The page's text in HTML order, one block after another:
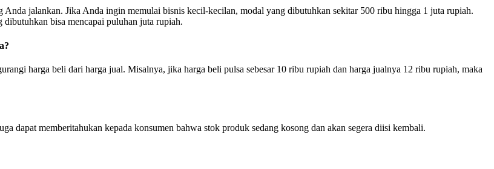
jalankan. Jika Anda ingin memulai bisnis kecil-kecilan, modal yang dibutuhkan sekitar 500 ribu hingga 1 juta rupiah.
bisa mencapai puluhan juta rupiah.
harga beli dari harga jual. Misalnya, jika harga beli pulsa sebesar 10 ribu rupiah dan harga jualnya 12 ribu rupiah, maka
dapat memberitahukan kepada konsumen bahwa stok produk sedang kosong dan akan segera diisi kembali.